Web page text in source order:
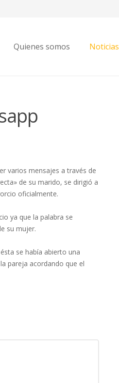
Quienes somos Noticias
varios mensajes a través de
de su marido, se dirigió a
oficialmente.
ya que la palabra se
su mujer.
se había abierto una
pareja acordando que el